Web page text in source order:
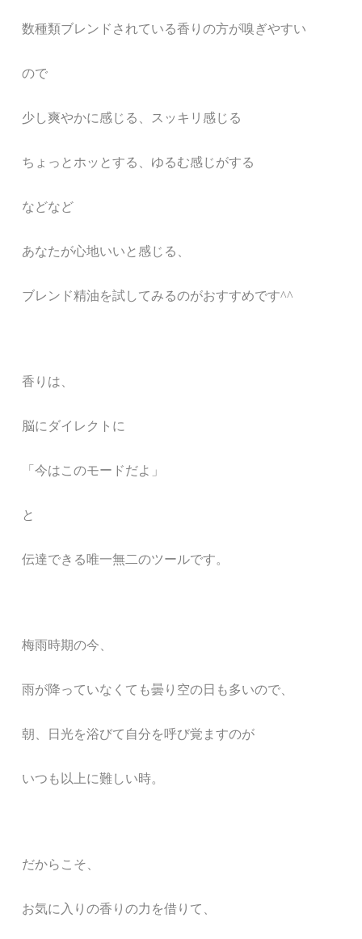
数種類ブレンドされている香りの方が嗅ぎやすい
ので
少し爽やかに感じる、スッキリ感じる
ちょっとホッとする、ゆるむ感じがする
などなど
あなたが心地いいと感じる、
ブレンド精油を試してみるのがおすすめです^^
香りは、
脳にダイレクトに
「今はこのモードだよ」
と
伝達できる唯一無二のツールです。
梅雨時期の今、
雨が降っていなくても曇り空の日も多いので、
朝、日光を浴びて自分を呼び覚ますのが
いつも以上に難しい時。
だからこそ、
お気に入りの香りの力を借りて、